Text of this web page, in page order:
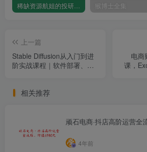
稀缺资源航姐的投研圈-价投高阶选股课程学习视频资源 猴博士全集
上一篇
Stable Diffusion从入门到进
阶实战课程｜软件部署、模
教程
电商
课，
相关推荐
顽石电商·抖店高阶运营全
4年前